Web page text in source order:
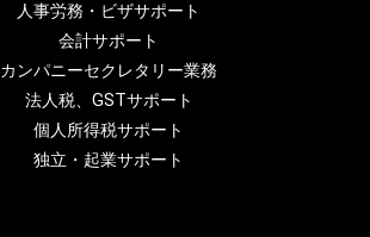
人事労務・ビザサポート
会計サポート
カンパニーセクレタリー業務
法人税、GSTサポート
個人所得税サポート
独立・起業サポート